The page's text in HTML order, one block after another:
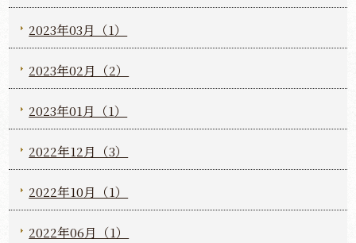
2023年03月（1）
2023年02月（2）
2023年01月（1）
2022年12月（3）
2022年10月（1）
2022年06月（1）